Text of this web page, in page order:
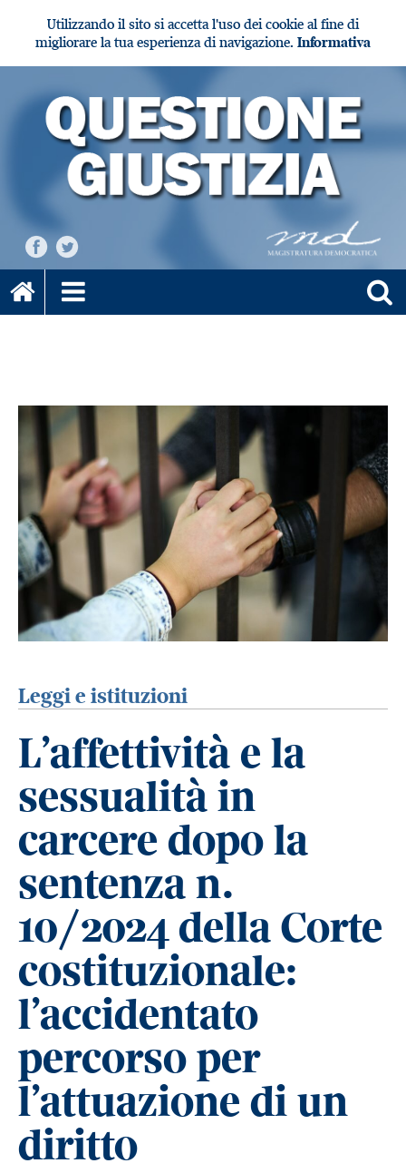
Utilizzando il sito si accetta l'uso dei cookie al fine di
migliorare la tua esperienza di navigazione. Informativa
Leggi e istituzioni
L’affettività e la
sessualità in
carcere dopo la
sentenza n.
10/2024 della Corte
costituzionale:
l’accidentato
percorso per
l’attuazione di un
diritto